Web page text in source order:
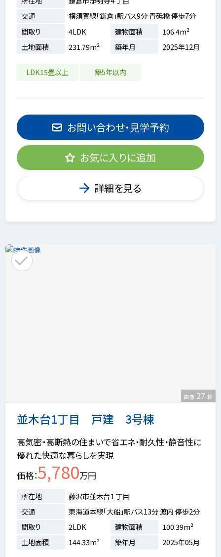
交通
横須賀線「鎌倉」駅バス9分 青砥橋 停歩7分
間取り
4LDK 建物面積
106.4m²
土地面積
231.79m² 築年月 2025年12月
LDK15畳以上 築5年以内
お問い合わせ・見学予約
お気に入りに追加
詳細を見る
並木台1丁目 戸建 3号棟
画像 27 枚
高気密・高断熱の住まいで省エネ・耐久性・静音性に
優れた快適な暮らしを実現
価格 5,780万円
所在地
藤沢市並木台１丁目
交通
東海道本線「大船」駅バス13分 渡内 停歩2分
間取り
2LDK 建物面積
100.39m²
土地面積
144.33m² 築年月 2025年05月